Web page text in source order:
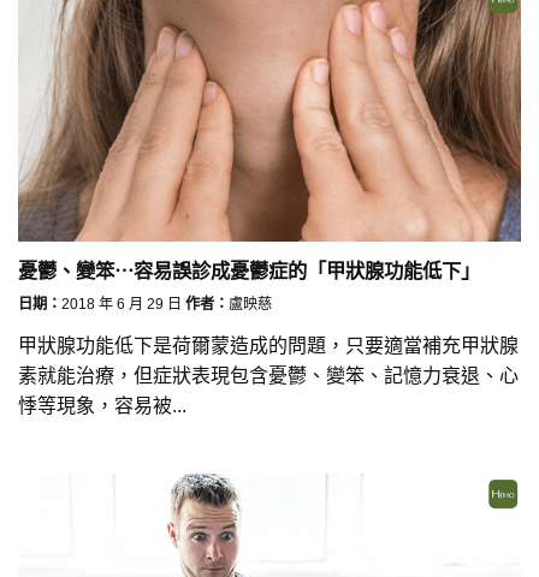
憂鬱、變笨⋯容易誤診成憂鬱症的「甲狀腺功能低下」
日期： 2018 年 6 月 29 日 作者： 盧映慈
甲狀腺功能低下是荷爾蒙造成的問題，只要適當補充甲狀腺
素就能治療，但症狀表現包含憂鬱、變笨、記憶力衰退、心
悸等現象，容易被...